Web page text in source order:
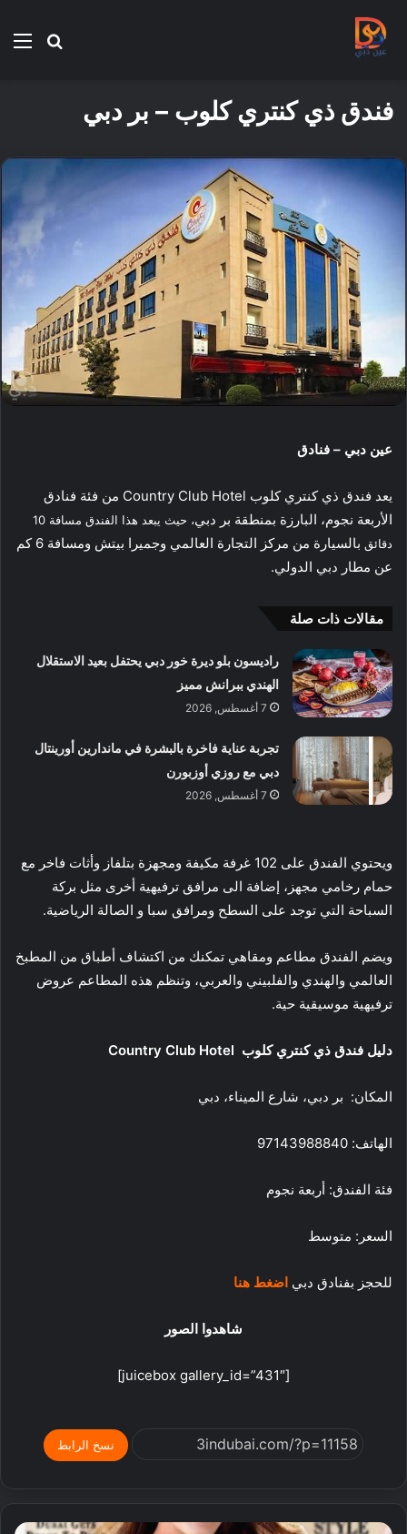
بحث
فندق ذي كنتري كلوب – بر دبي
عين دبي – فنادق
يعد فندق ذي كنتري كلوب Country Club Hotel من فئة فنادق
الأربعة نجوم، البارزة بمنطقة بر دبي
، حيث يبعد هذا الفندق مسافة 10
دقائق
بالسيارة من مركز التجارة العالمي وجميرا بيتش ومسافة 6 كم
عن مطار دبي الدولي.
مقالات ذات صلة
راديسون بلو ديرة خور دبي يحتفل بعيد الاستقلال
الهندي ببرانش مميز
7 أغسطس, 2026
تجربة عناية فاخرة بالبشرة في ماندارين أورينتال
دبي مع روزي أوزبورن
7 أغسطس, 2026
ويحتوي الفندق على 102 غرفة مكيفة ومجهزة بتلفاز وأثات فاخر مع
حمام رخامي مجهز، إضافة الى مرافق ترفيهية أخرى مثل بركة
السباحة التي توجد على السطح ومرافق سبا و الصالة الرياضية.
ويضم الفندق مطاعم ومقاهي تمكنك من اكتشاف أطباق من المطبخ
العالمي والهندي والفلبيني والعربي، وتنظم هذه المطاعم عروض
ترفيهية موسيقية حية.
دليل فندق ذي كنتري كلوب Country Club Hotel
المكان: بر دبي‎، شارع الميناء، دبي
الهاتف: 97143988840
فئة الفندق: أربعة نجوم
السعر: متوسط
للحجز بفنادق دبي اضغط هنا
شاهدوا الصور
[juicebox gallery_id=”431″]
نسخ الرابط